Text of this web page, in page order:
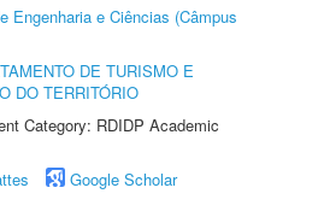
Engenharia e Ciências (Câmpus
DE TURISMO E
DO TERRITÓRIO
Category: RDIDP Academic
Google Scholar